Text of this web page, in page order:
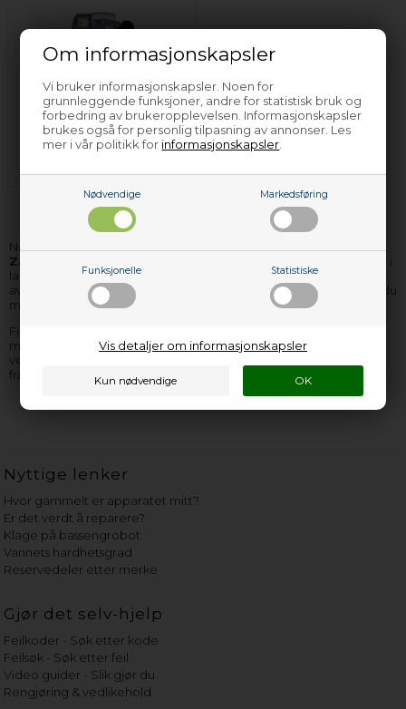
Om informasjonskapsler
Vi bruker informasjonskapsler. Noen for
grunnleggende funksjoner, andre for statistisk bruk og
forbedring av brukeropplevelsen. Informasjonskapsler
brukes også for personlig tilpasning av annonser. Les
mer i vår politikk for informasjonskapsler
Nødvendige Markedsføring
Funksjonelle Statistiske
Vis detaljer om informasjonskapsler
Nivåkontroll - Zanker
- Oppvaskmaskin
Nettoparts har
Zanker oppvaskmaskin
. De delene vi ikke har på lager, kan vi i
langt de fleste tilfeller skaffe og levere nivåkontroll til deg i løpet
av få dager. Uansett hvilken Zanker oppvaskmaskin reservedel du
mangler, så er vi de rette å finne delen hos.
Finner du ikke den Zanker oppvaskmaskin reservedel, som du
mangler, så kan dukontakte oss– vi sitter klar til å hjelpe og
veilede deg! Husk å opplyse så mange informasjoner som mulig
fra Zanker
oppvaskmaskin typeskiltet
Nyttige lenker
Hvor gammelt er apparatet mitt?
Er det verdt å reparere?
Klage på bassengrobot
Vannets hardhetsgrad
Reservedeler etter merke
Gjør det selv-hjelp
Feilkoder - Søk etter kode
Feilsøk - Søk etter feil
Video guider - Slik gjør du
Rengjøring & vedlikehold